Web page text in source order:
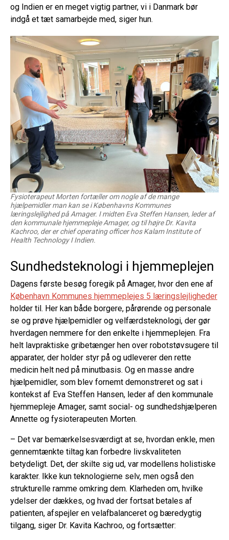
og Indien er en meget vigtig partner, vi i Danmark bør
indgå et tæt samarbejde med, siger hun.
Fysioterapeut Morten fortæller om nogle af de mange
hjælpemidler man kan se i Københavns Kommunes
læringslejlighed på Amager. I midten Eva Steffen Hansen, leder af
den kommunale hjemmepleje Amager, og til højre Dr. Kavita
Kachroo, der er chief operating officer hos Kalam Institute of
Health Technology I Indien.
Sundhedsteknologi i hjemmeplejen
Dagens første besøg foregik på Amager, hvor den ene af
København Kommunes hjemmeplejes 5 læringslejligheder
holder til. Her kan både borgere, pårørende og personale
se og prøve hjælpemidler og velfærdsteknologi, der gør
hverdagen nemmere for den enkelte i hjemmeplejen. Fra
helt lavpraktiske gribetænger hen over robotstøvsugere til
apparater, der holder styr på og udleverer den rette
medicin helt ned på minutbasis. Og en masse andre
hjælpemidler, som blev fornemt demonstreret og sat i
kontekst af Eva Steffen Hansen, leder af den kommunale
hjemmepleje Amager, samt social- og sundhedshjælperen
Annette og fysioterapeuten Morten.
– Det var bemærkelsesværdigt at se, hvordan enkle, men
gennemtænkte tiltag kan forbedre livskvaliteten
betydeligt. Det, der skilte sig ud, var modellens holistiske
karakter. Ikke kun teknologierne selv, men også den
strukturelle ramme omkring dem. Klarheden om, hvilke
ydelser der dækkes, og hvad der fortsat betales af
patienten, afspejler en velafbalanceret og bæredygtig
tilgang, siger Dr. Kavita Kachroo, og fortsætter: